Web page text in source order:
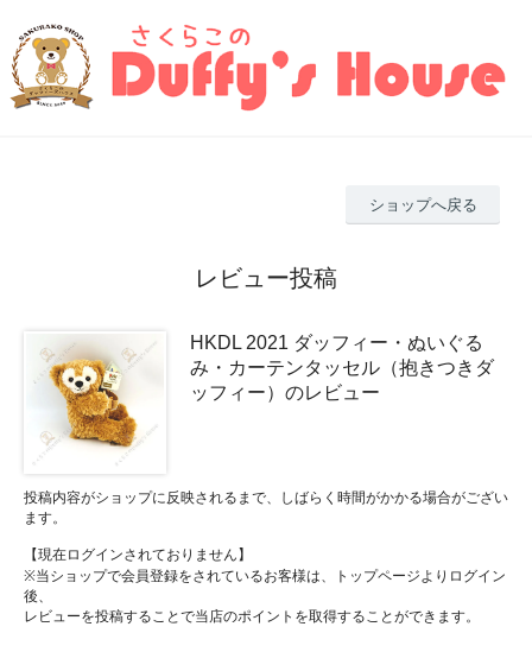
ショップへ戻る
レビュー投稿
HKDL 2021 ダッフィー・ぬいぐる
み・カーテンタッセル（抱きつきダ
ッフィー）のレビュー
投稿内容がショップに反映されるまで、しばらく時間がかかる場合がござい
ます。
【現在ログインされておりません】
※当ショップで会員登録をされているお客様は、トップページよりログイン
後、
レビューを投稿することで当店のポイントを取得することができます。